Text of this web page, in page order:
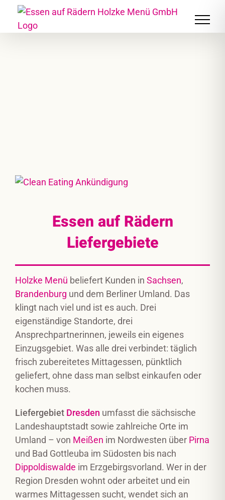
content
Essen auf Rädern
Liefergebiete
Holzke Menü beliefert Kunden in Sachsen,
Brandenburg und dem Berliner Umland. Das
klingt nach viel und ist es auch. Drei
eigenständige Standorte, drei
Ansprechpartnerinnen, jeweils ein eigenes
Einzugsgebiet. Was alle drei verbindet: täglich
frisch zubereitetes Mittagessen, pünktlich
geliefert, ohne dass man selbst einkaufen oder
kochen muss.
Liefergebiet Dresden umfasst die sächsische
Landeshauptstadt sowie zahlreiche Orte im
Umland – von Meißen im Nordwesten über Pirna
und Bad Gottleuba im Südosten bis nach
Dippoldiswalde im Erzgebirgsvorland. Wer in der
Region Dresden wohnt oder arbeitet und ein
warmes Mittagessen sucht, wendet sich an